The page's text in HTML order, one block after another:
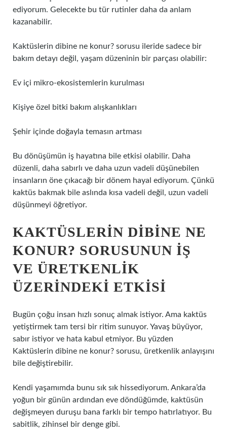
ediyorum. Gelecekte bu tür rutinler daha da anlam
kazanabilir.
Kaktüslerin dibine ne konur? sorusu ileride sadece bir
bakım detayı değil, yaşam düzeninin bir parçası olabilir:
Ev içi mikro-ekosistemlerin kurulması
Kişiye özel bitki bakım alışkanlıkları
Şehir içinde doğayla temasın artması
Bu dönüşümün iş hayatına bile etkisi olabilir. Daha
düzenli, daha sabırlı ve daha uzun vadeli düşünebilen
insanların öne çıkacağı bir dönem hayal ediyorum. Çünkü
kaktüs bakmak bile aslında kısa vadeli değil, uzun vadeli
düşünmeyi öğretiyor.
KAKTÜSLERIN DIBINE NE
KONUR? SORUSUNUN IŞ
VE ÜRETKENLIK
ÜZERINDEKI ETKISI
Bugün çoğu insan hızlı sonuç almak istiyor. Ama kaktüs
yetiştirmek tam tersi bir ritim sunuyor. Yavaş büyüyor,
sabır istiyor ve hata kabul etmiyor. Bu yüzden
Kaktüslerin dibine ne konur? sorusu, üretkenlik anlayışını
bile değiştirebilir.
Kendi yaşamımda bunu sık sık hissediyorum. Ankara’da
yoğun bir günün ardından eve döndüğümde, kaktüsün
değişmeyen duruşu bana farklı bir tempo hatırlatıyor. Bu
sabitlik, zihinsel bir denge gibi.